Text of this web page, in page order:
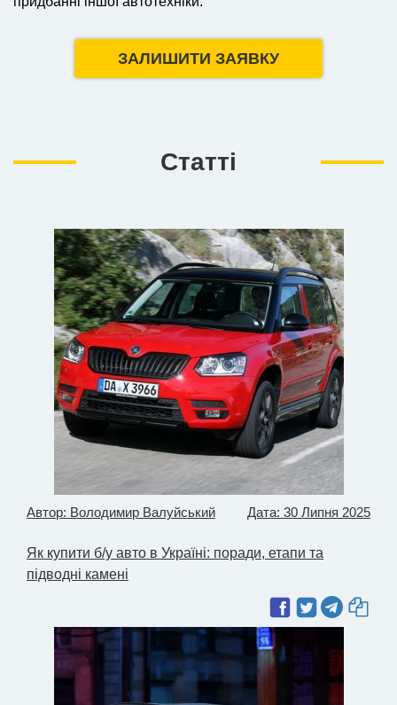
ЗАЛИШИТИ ЗАЯВКУ
Статті
Автор: Володимир Валуйський Дата: 30 Липня 2025
Як купити б/у авто в Україні: поради, етапи та
підводні камені